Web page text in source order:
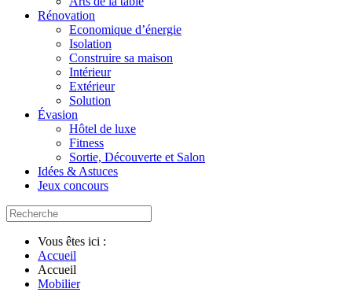
Rénovation
Economique d’énergie
Isolation
Construire sa maison
Intérieur
Extérieur
Solution
Évasion
Hôtel de luxe
Fitness
Sortie, Découverte et Salon
Idées & Astuces
Jeux concours
Vous êtes ici :
Accueil
Accueil
Mobilier